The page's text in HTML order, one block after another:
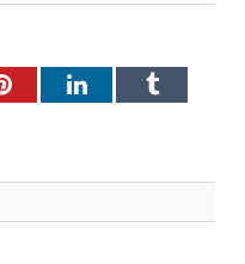
PinterestLinkedInTumblr